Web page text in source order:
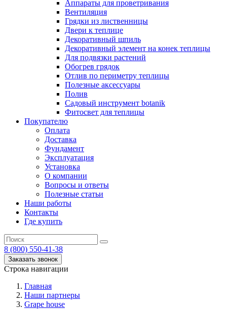
Аппараты для проветривания
Вентиляция
Грядки из лиственницы
Двери к теплице
Декоративный шпиль
Декоративный элемент на конек теплицы
Для подвязки растений
Обогрев грядок
Отлив по периметру теплицы
Полезные аксессуары
Полив
Садовый инструмент botanik
Фитосвет для теплицы
Покупателю
Оплата
Доставка
Фундамент
Эксплуатация
Установка
О компании
Вопросы и ответы
Полезные статьи
Наши работы
Контакты
Где купить
8 (800) 550-41-38
Заказать звонок
Строка навигации
Главная
Наши партнеры
Grape house